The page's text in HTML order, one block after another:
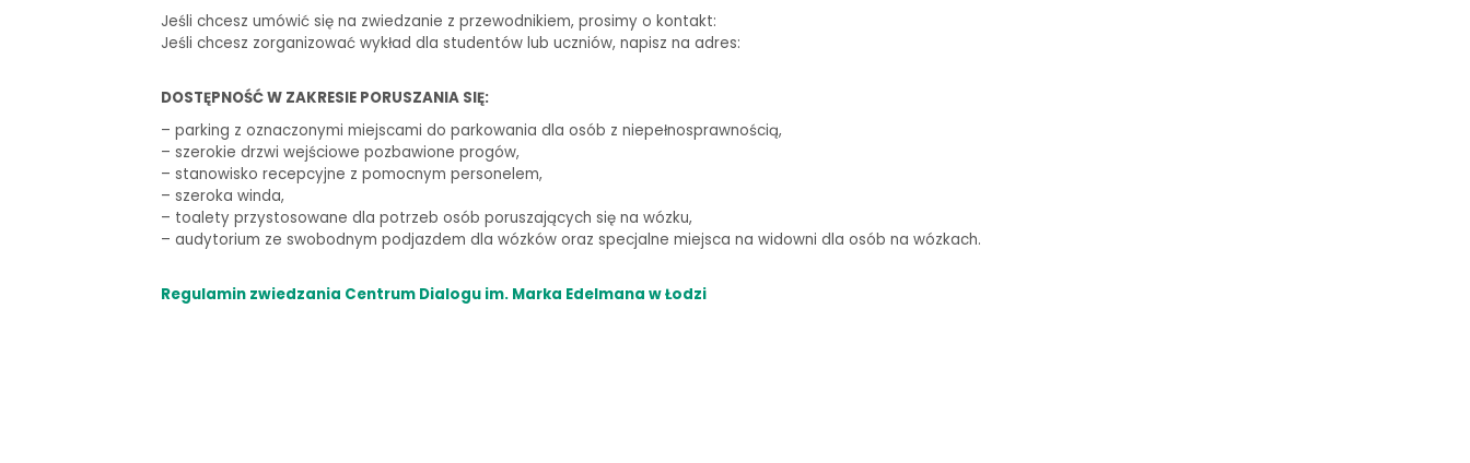
Jeśli chcesz umówić się na zwiedzanie z przewodnikiem, prosimy o kontakt:
Jeśli chcesz zorganizować wykład dla studentów lub uczniów, napisz na adres:
DOSTĘPNOŚĆ W ZAKRESIE PORUSZANIA SIĘ:
– parking z oznaczonymi miejscami do parkowania dla osób z niepełnosprawnością,
– szerokie drzwi wejściowe pozbawione progów,
– stanowisko recepcyjne z pomocnym personelem,
– szeroka winda,
– toalety przystosowane dla potrzeb osób poruszających się na wózku,
– audytorium ze swobodnym podjazdem dla wózków oraz specjalne miejsca na widowni dla osób na wózkach.
Regulamin zwiedzania Centrum Dialogu im. Marka Edelmana w Łodzi